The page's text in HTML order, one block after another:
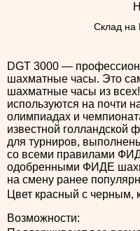
Склад на
DGT 3000 —
шахматные часы. Это
шахматные часы из
используются на почти
олимпиадах и
известной голландской
для турниров,
со всеми правилами
одобренными ФИДЕ
на смену ранее
Цвет красный с черным,
Возможности: